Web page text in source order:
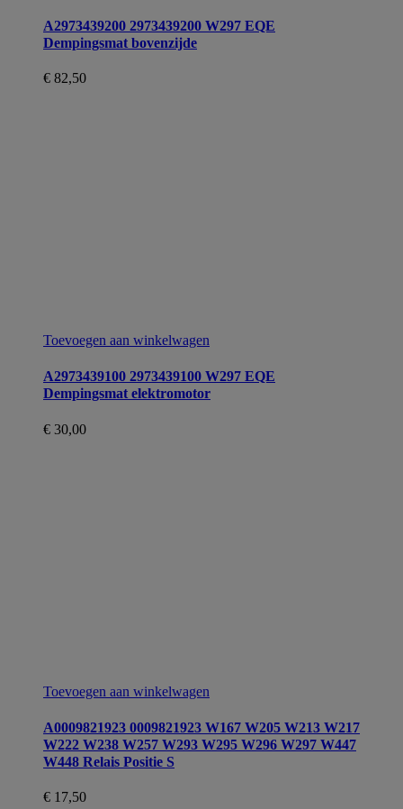
A2973439200 2973439200 W297 EQE
Dempingsmat bovenzijde
€ 82,50
Toevoegen aan winkelwagen
A2973439100 2973439100 W297 EQE
Dempingsmat elektromotor
€ 30,00
Toevoegen aan winkelwagen
A0009821923 0009821923 W167 W205 W213 W217
W222 W238 W257 W293 W295 W296 W297 W447
W448 Relais Positie S
€ 17,50